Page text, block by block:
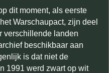
dit moment, als eerste
Warschaupact, zijn deel
verschillende landen
beschikbaar aan
is dat niet de
1991 werd zwart op wit